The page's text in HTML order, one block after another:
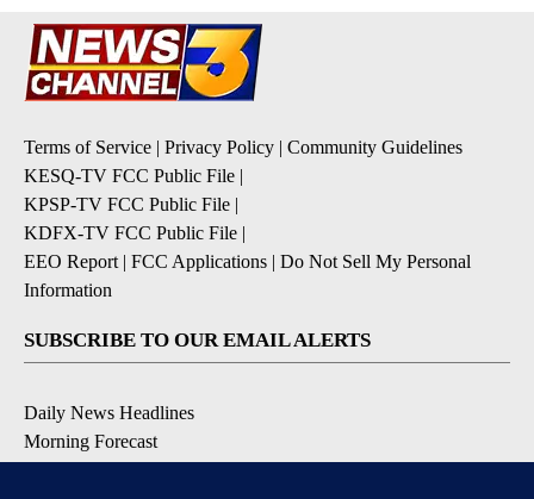
Terms of Service | Privacy Policy | Community Guidelines
KESQ-TV FCC Public File |
KPSP-TV FCC Public File |
KDFX-TV FCC Public File |
EEO Report | FCC Applications | Do Not Sell My Personal
Information
SUBSCRIBE TO OUR EMAIL ALERTS
Daily News Headlines
Morning Forecast